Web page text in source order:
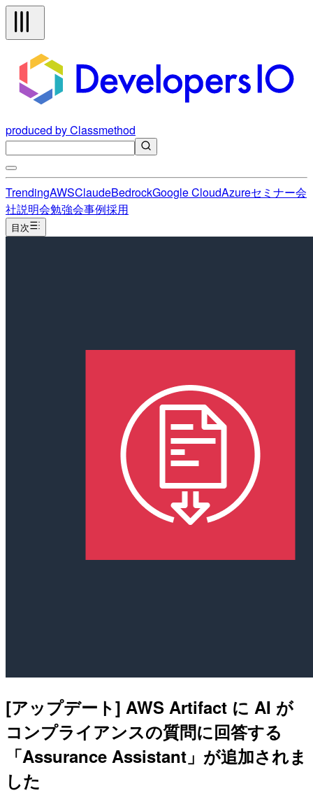
produced by Classmethod
TrendingAWSClaudeBedrockGoogle CloudAzureセミナー会
社説明会勉強会事例採用
目次
[アップデート] AWS Artifact に AI が
コンプライアンスの質問に回答する
「Assurance Assistant」が追加されま
した